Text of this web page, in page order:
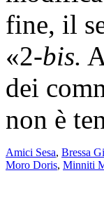
fine, il
«2-bis.
dei
non è
Amici Sesa, Bressa
Moro Doris, Minniti